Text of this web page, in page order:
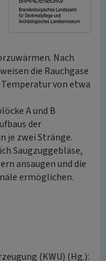
Nach
die Rauchgase
von etwa
A und B
der
je zwei Stränge.
Saugzuggebläse,
ansaugen und die
ermöglichen.
(KWU) (Hg.):